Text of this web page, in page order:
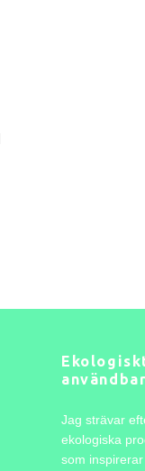
Jag strävar
ekologiska
som